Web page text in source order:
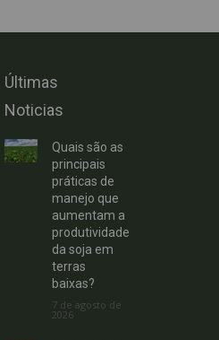
Últimas
Noticias
Quais são as
principais
práticas de
manejo que
aumentam a
produtividade
da soja em
terras
baixas?
7 de agosto de
2026